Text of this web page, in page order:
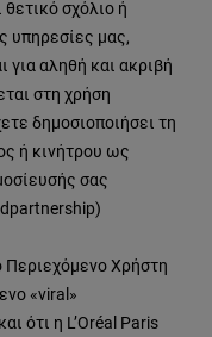
σχόλιο ή
υπηρεσίες μας,
για αληθή και ακριβή
στη χρήση
δημοσιοποιήσει τη
ή κινήτρου ως
σας
Περιεχόμενο Χρήστη
«viral»
ότι η L’Oréal Paris